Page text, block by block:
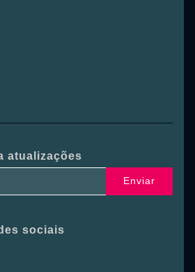
atualizações
Enviar
sociais